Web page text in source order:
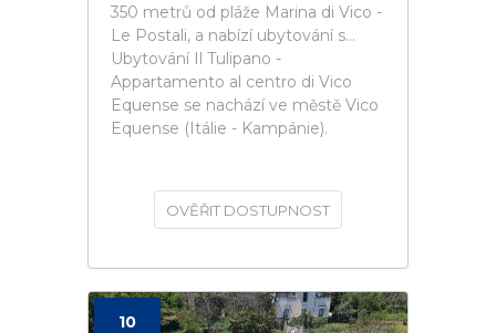
350 metrů od pláže Marina di Vico -
Le Postali, a nabízí ubytování s...
Ubytování Il Tulipano -
Appartamento al centro di Vico
Equense se nachází ve městě Vico
Equense (Itálie - Kampánie).
OVĚŘIT DOSTUPNOST
10